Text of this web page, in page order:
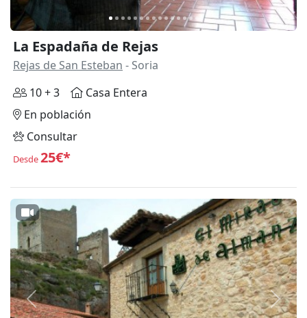
La Espadaña de Rejas
Rejas de San Esteban - Soria
10 + 3
Casa Entera
En población
Consultar
Desde25€*
Anterior